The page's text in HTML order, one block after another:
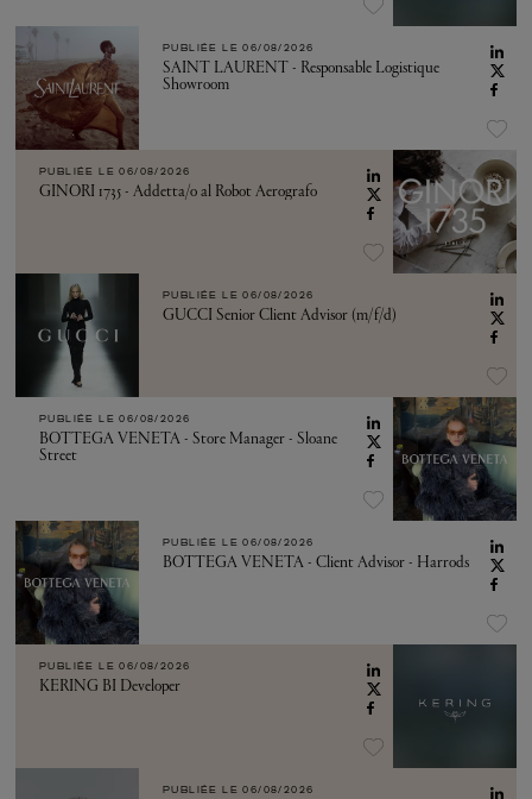
PUBLIÉE LE 06/08/2026
SAINT LAURENT - Responsable Logistique
Showroom
PUBLIÉE LE 06/08/2026
GINORI 1735 - Addetta/o al Robot Aerografo
PUBLIÉE LE 06/08/2026
GUCCI Senior Client Advisor (m/f/d)
PUBLIÉE LE 06/08/2026
BOTTEGA VENETA - Store Manager - Sloane
Street
PUBLIÉE LE 06/08/2026
BOTTEGA VENETA - Client Advisor - Harrods
PUBLIÉE LE 06/08/2026
KERING BI Developer
PUBLIÉE LE 06/08/2026